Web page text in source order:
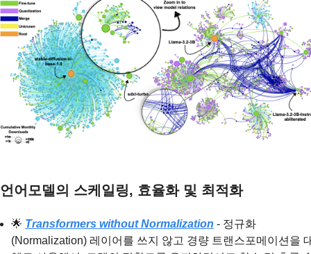
어모델의 스케일링, 효율화 및 최적화
🌟 Transformers without Normalization - 정규화
(Normalization) 레이어를 쓰지 않고 경량 트랜스포메이션을